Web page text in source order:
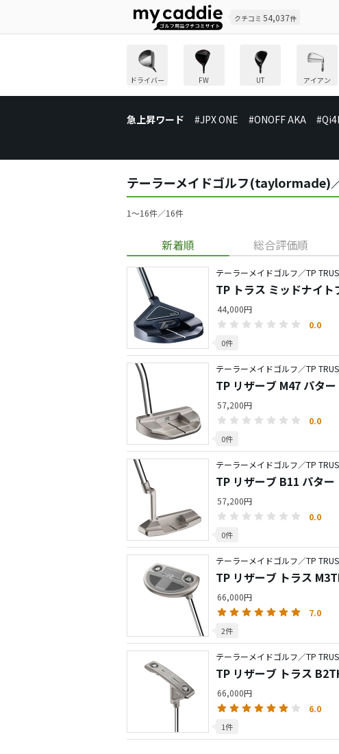
クチコミ 54,037件
ドライバー FW UT アイアン
急上昇ワード #JPX ONE #ONOFF AKA
テーラーメイドゴルフ(taylormade)
1〜16件／16件
新着順 総合評価順
テーラーメイドゴルフ／TP
TP トラス ミッドナイト
44,000円
0.0
0件
テーラーメイドゴルフ／TP
TP リザーブ M47 パター
57,200円
0.0
0件
テーラーメイドゴルフ／TP
TP リザーブ B11 パター
57,200円
0.0
0件
テーラーメイドゴルフ／TP
TP リザーブ トラス
66,000円
7.0
2件
テーラーメイドゴルフ／TP
TP リザーブ トラス
66,000円
6.0
1件